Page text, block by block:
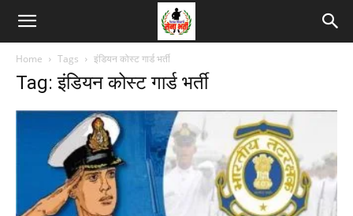
Home Tags इंडियन कोस्ट गार्ड भर्ती
Tag: इंडियन कोस्ट गार्ड भर्ती